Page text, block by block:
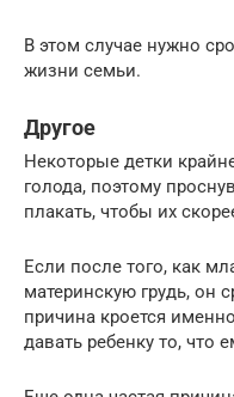
В этом случае нужно
жизни семьи.
Другое
Некоторые детки
голода, поэтому
плакать, чтобы их
Если после того, как
материнскую грудь, он
причина кроется
давать ребенку то, что